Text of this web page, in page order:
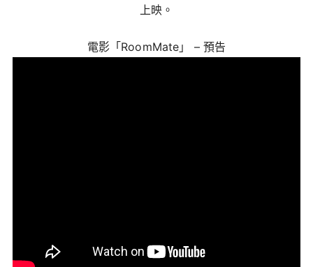
上映。
電影「RoomMate」 – 預告